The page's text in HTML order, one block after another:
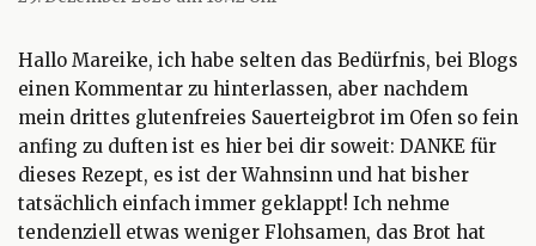
Hallo Mareike, ich habe selten das Bedürfnis, bei Blogs
einen Kommentar zu hinterlassen, aber nachdem
mein drittes glutenfreies Sauerteigbrot im Ofen so fein
anfing zu duften ist es hier bei dir soweit: DANKE für
dieses Rezept, es ist der Wahnsinn und hat bisher
tatsächlich einfach immer geklappt! Ich nehme
tendenziell etwas weniger Flohsamen, das Brot hat